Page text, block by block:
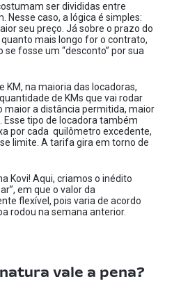
ser divididas entre
Nesse caso, a lógica é simples:
seu preço. Já sobre o prazo do
mais longo for o contrato,
se fosse um “desconto” por sua
KM, na maioria das locadoras,
de KMs que vai rodar
maior a distância permitida, maior
Esse tipo de locadora também
por cada quilômetro excedente,
limite. A tarifa gira em torno de
Kovi! Aqui, criamos o inédito
em que o valor da
flexível, pois varia de acordo
rodou na semana anterior.
vale a pena?